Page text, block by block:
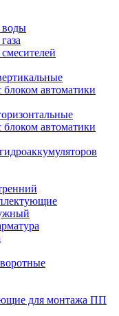
воды
автоматики
автоматики
для монтажа ПП